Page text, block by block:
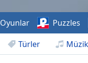
Türler Müzik
Oyunlar Puzzles